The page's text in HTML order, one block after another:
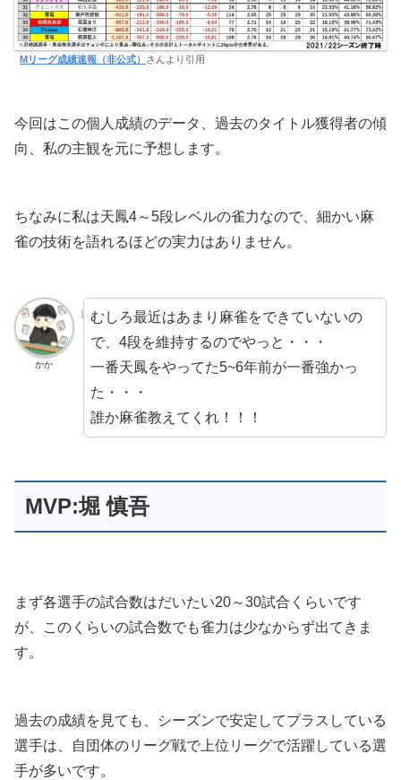
Mリーグ成績速報（非公式） さんより引用
今回はこの個人成績のデータ、過去のタイトル獲得者の傾
向、私の主観を元に予想します。
ちなみに私は天鳳4～5段レベルの雀力なので、細かい麻
雀の技術を語れるほどの実力はありません。
かか
むしろ最近はあまり麻雀をできていないの
で、4段を維持するのでやっと・・・
一番天鳳をやってた5~6年前が一番強かっ
た・・・
誰か麻雀教えてくれ！！！
MVP:堀 慎吾
まず各選手の試合数はだいたい20～30試合くらいです
が、このくらいの試合数でも雀力は少なからず出てきま
す。
過去の成績を見ても、シーズンで安定してプラスしている
選手は、自団体のリーグ戦で上位リーグで活躍している選
手が多いです。